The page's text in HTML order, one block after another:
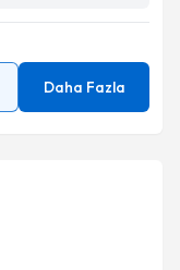
Daha Fazla